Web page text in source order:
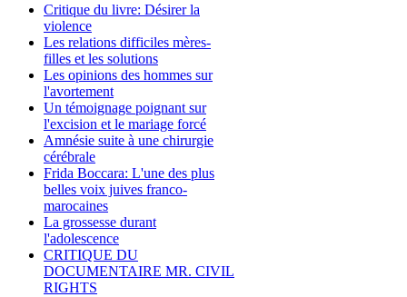
Critique du livre: Désirer la
violence
Les relations difficiles mères-
filles et les solutions
Les opinions des hommes sur
l'avortement
Un témoignage poignant sur
l'excision et le mariage forcé
Amnésie suite à une chirurgie
cérébrale
Frida Boccara: L'une des plus
belles voix juives franco-
marocaines
La grossesse durant
l'adolescence
CRITIQUE DU
DOCUMENTAIRE MR. CIVIL
RIGHTS